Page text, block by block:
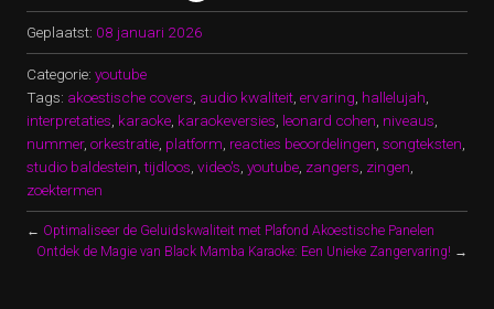
Geplaatst: 08 januari 2026
Categorie: youtube
Tags: akoestische covers audio kwaliteit ervaring hallelujah
interpretaties karaoke karaokeversies leonard cohen niveaus
nummer, orkestratie platform reacties beoordelingen songteksten
studio baldestein ,tijdloos video's youtube zangers zingen
zoektermen
← Optimaliseer de Geluidskwaliteit met Plafond Akoestische Panelen
Ontdek de Magie van Black Mamba Karaoke: Een Unieke Zangervaring! →